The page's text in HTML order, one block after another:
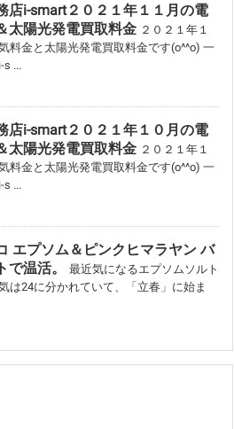
店i-smart２０２１年１１月の電
太陽光発電買取料金 ２０２１年１
料金と太陽光発電買取料金です(o^^o) 一
s ...
店i-smart２０２１年１０月の電
太陽光発電買取料金 ２０２１年１
料金と太陽光発電買取料金です(o^^o) 一
s ...
エプソム＆ピンクヒマラヤン バ
で温活。
最近気になるエプソムソルト
は24に分かれていて、「立春」に始ま